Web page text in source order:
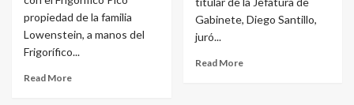
propiedad de la familia
Lowenstein, a manos del
Frigorífico...
Read More
Gabinete, Diego Santillo,
juró...
Read More